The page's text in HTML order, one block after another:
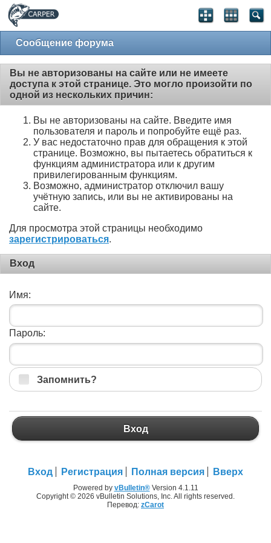
Сообщение форума
Вы не авторизованы на сайте или не имеете
доступа к этой странице. Это могло произойти по
одной из нескольких причин:
Вы не авторизованы на сайте. Введите имя
пользователя и пароль и попробуйте ещё раз.
У вас недостаточно прав для обращения к этой
странице. Возможно, вы пытаетесь обратиться к
функциям администратора или к другим
привилегированным функциям.
Возможно, администратор отключил вашу
учётную запись, или вы не активированы на
сайте.
Для просмотра этой страницы необходимо
зарегистрироваться.
Вход
Имя:
Пароль:
Запомнить?
Вход
Вход Регистрация Полная версия Вверх
Powered by vBulletin®Version 4.1.11
Copyright © 2026 vBulletin Solutions, Inc. All rights reserved.
Перевод: zCarot